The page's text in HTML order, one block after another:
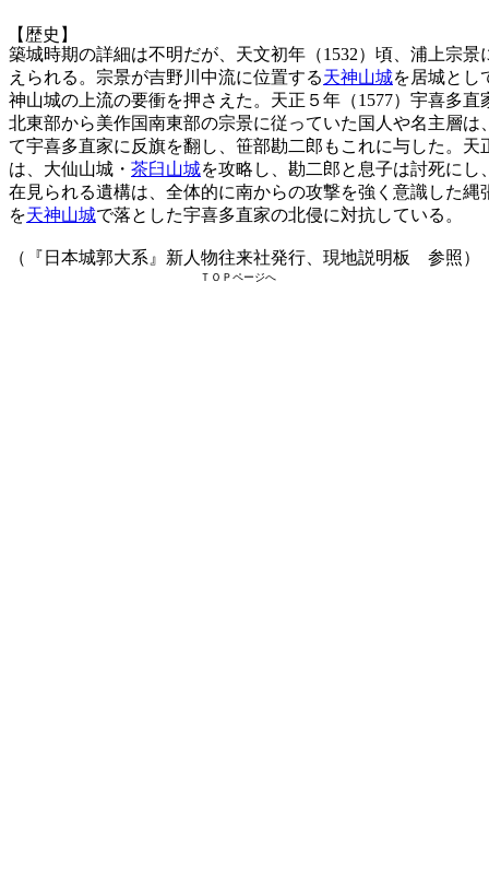
築城時期の詳細は不明だが、天文初年（1532）頃、浦上宗
えられる。宗景が吉野川中流に位置する天神山城を居城とし
神山城の上流の要衝を押さえた。天正５年（1577）宇喜多
北東部から美作国南東部の宗景に従っていた国人や名主層
て宇喜多直家に反旗を翻し、笹部勘二郎もこれに与した。
は、大仙山城・ 茶臼山城を攻略し、勘二郎と息子は討死に
在見られる遺構は、全体的に南からの攻撃を強く意識した縄
を天神山城で落とした宇喜多直家の北侵に対抗している。
（『日本城郭大系』新人物往来社発行、現地説明板 参照）
【歴史】
ＴＯＰページへ